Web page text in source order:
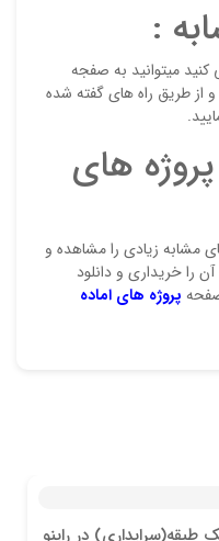
:
کنید میتوانید به صفجه
از طریق راه های گفته شده
های
مشابه زیادی را مشاهده و
را خریداری و دانلود
پروژه های اماده
طبقه(سرایداری) در راینو